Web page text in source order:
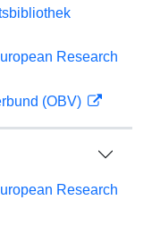
Research
(OBV)
Research